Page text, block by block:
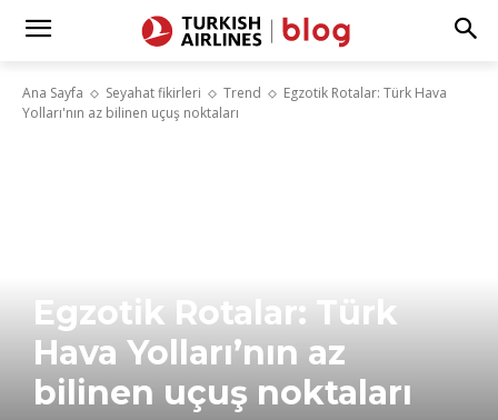
Ana Sayfa Seyahat fikirleri Trend
Egzotik Rotalar: Türk Hava
Yolları'nın az bilinen uçuş noktaları
Egzotik Rotalar: Türk
Hava Yolları’nın az
bilinen uçuş noktaları